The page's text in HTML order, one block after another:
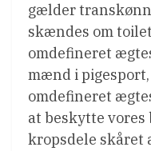
gælder
skændes om
omdefineret
mænd i
omdefineret
at beskytte vores
kropsdele skåret